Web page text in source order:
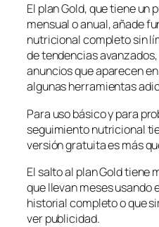
El plan Gold, que tiene un
mensual o anual, añade
nutricional completo sin
de tendencias
anuncios que aparecen
algunas herramientas
Para uso básico y para
seguimiento nutricional
versión gratuita es más
El salto al plan Gold tiene
que llevan meses usando
historial completo o que
ver publicidad.